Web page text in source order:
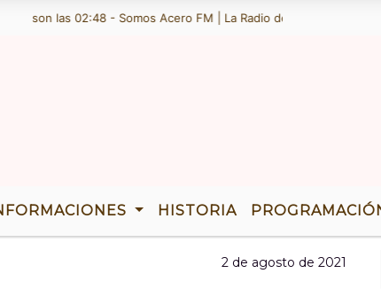
las 02:48 - Somos Acero FM | La Radio de Ramallo | TENEMOS 36
HISTORIA
2 de agosto de 2021